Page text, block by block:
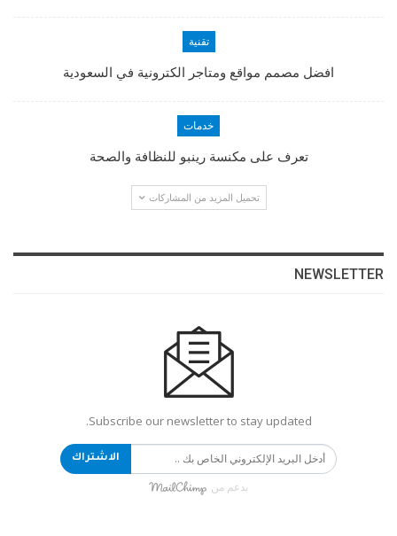
تقنية
افضل مصمم مواقع ومتاجر الكترونية في السعودية
خدمات
تعرف على مكنسة رينبو للنظافة والصحة
تحميل المزيد من المشاركات
NEWSLETTER
Subscribe our newsletter to stay updated.
الاشتراك
بدعم من